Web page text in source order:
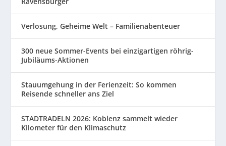
Verlosung, Geheime Welt – Familienabenteuer
300 neue Sommer-Events bei einzigartigen röhrig-
Jubiläums-Aktionen
Stauumgehung in der Ferienzeit: So kommen
Reisende schneller ans Ziel
STADTRADELN 2026: Koblenz sammelt wieder
Kilometer für den Klimaschutz